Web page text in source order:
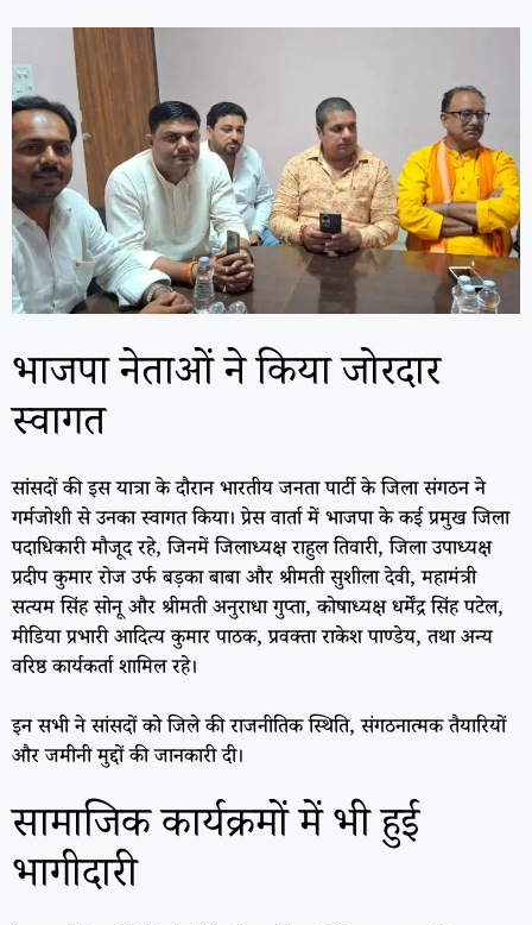
भाजपा नेताओं ने किया जोरदार
स्वागत
सांसदों की इस यात्रा के दौरान भारतीय जनता पार्टी के जिला संगठन ने
गर्मजोशी से उनका स्वागत किया। प्रेस वार्ता में भाजपा के कई प्रमुख जिला
पदाधिकारी मौजूद रहे, जिनमें जिलाध्यक्ष राहुल तिवारी, जिला उपाध्यक्ष
प्रदीप कुमार रोज उर्फ बड़का बाबा और श्रीमती सुशीला देवी, महामंत्री
सत्यम सिंह सोनू और श्रीमती अनुराधा गुप्ता, कोषाध्यक्ष धर्मेंद्र सिंह पटेल,
मीडिया प्रभारी आदित्य कुमार पाठक, प्रवक्ता राकेश पाण्डेय, तथा अन्य
वरिष्ठ कार्यकर्ता शामिल रहे।
इन सभी ने सांसदों को जिले की राजनीतिक स्थिति, संगठनात्मक तैयारियों
और जमीनी मुद्दों की जानकारी दी।
सामाजिक कार्यक्रमों में भी हुई
भागीदारी